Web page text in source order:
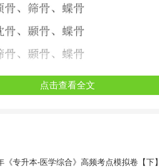
点击查看全文
《专升本-医学综合》高频考点模拟卷【下】